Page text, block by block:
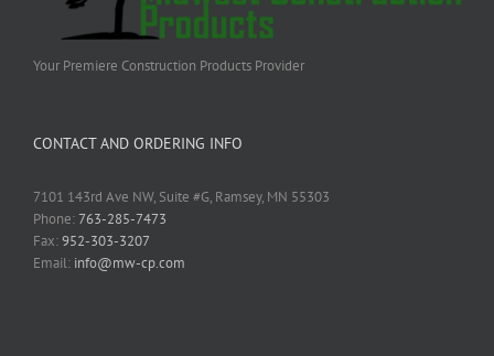
Your Premiere Construction Products Provider
CONTACT AND ORDERING INFO
7101 143rd Ave NW, Suite #G, Ramsey, MN 55303
Phone:763-285-7473
Fax:952-303-3207
Email: info@mw-cp.com